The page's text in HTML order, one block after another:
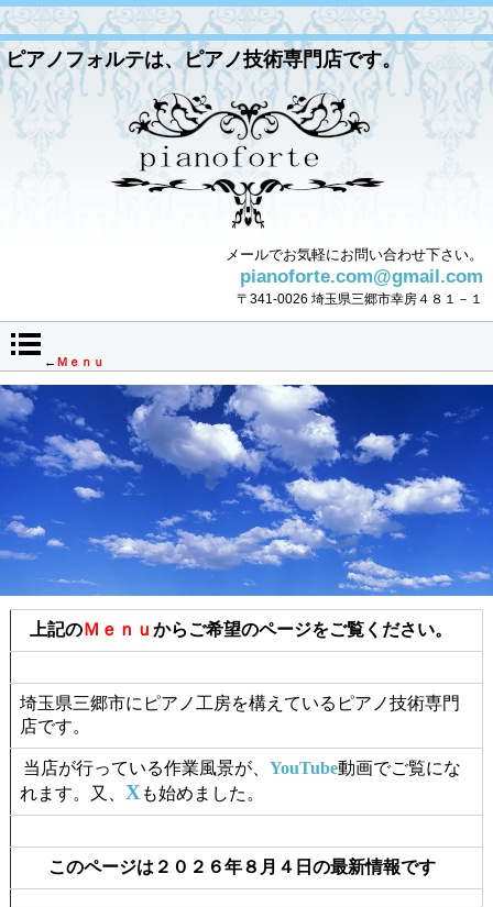
ピアノフォルテは、ピアノ技術専門店です。
メールでお気軽にお問い合わせ下さい。
pianoforte.com@gmail.com
〒341-0026 埼玉県三郷市幸房４８１－１
← Ｍｅｎｕ
上記のＭｅｎｕ からご希望のページをご覧ください。
埼玉県三郷市にピアノ工房を構えているピアノ技術専門
店です。
当店が行っている作業風景が、 YouTube動画でご覧にな
れます。又、 X も始めました。
このページは２０２６年８月４日の最新情報です